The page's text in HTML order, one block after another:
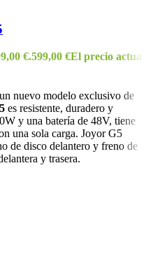
€.599,00 €El precio actual
nuevo modelo exclusivo de
es resistente, duradero y
y una batería de 48V, tiene
una sola carga. Joyor G5
de disco delantero y freno de
y trasera.